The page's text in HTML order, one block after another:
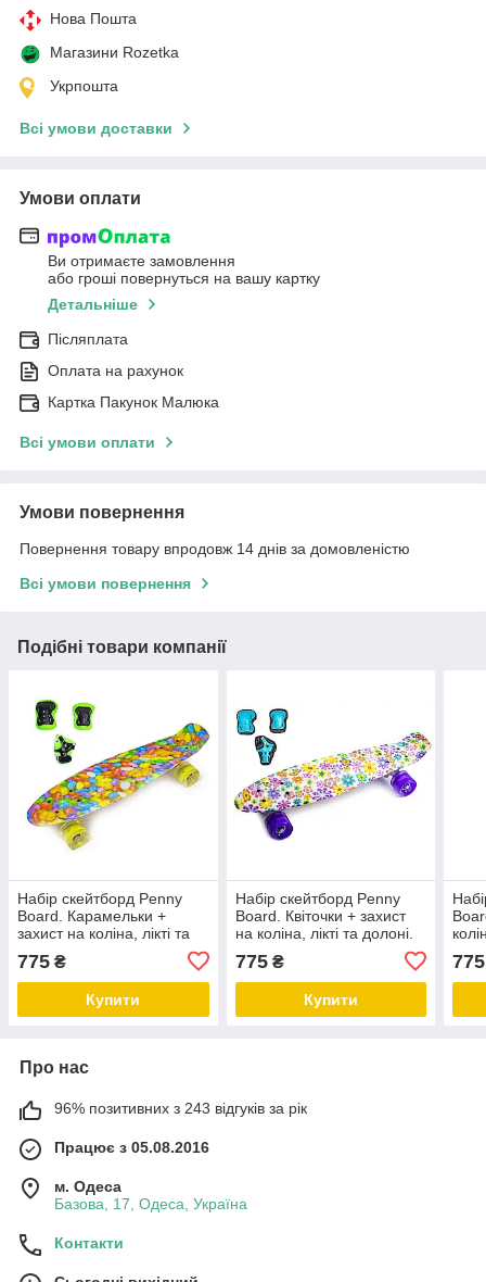
Нова Пошта
Магазини Rozetka
Укрпошта
Всі умови доставки
Умови оплати
Ви отримаєте замовлення
або гроші повернуться на вашу картку
Детальніше
Післяплата
Оплата на рахунок
Картка Пакунок Малюка
Всі умови оплати
Умови повернення
Повернення товару впродовж 14 днів за домовленістю
Всі умови повернення
Подібні товари компанії
Набір скейтборд Penny
Board. Карамельки +
захист на коліна, лікті та
долоні. Колеса світяться
під час катання!
775 ₴
Купити
Набір скейтборд Penny
Board. Квіточки + захист
на коліна, лікті та долоні.
Колеса світяться під час
катання!
775₴
Купити
775
Про нас
96% позитивних з 243 відгуків за рік
Працює з 05.08.2016
м. Одеса
Базова, 17, Одеса, Україна
Контакти